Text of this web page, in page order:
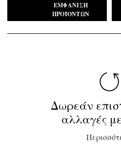
ΕΜΦΆΝΙΣΗ
ΠΡΟΪΌΝΤΩΝ
Δωρεάν
αλλαγές